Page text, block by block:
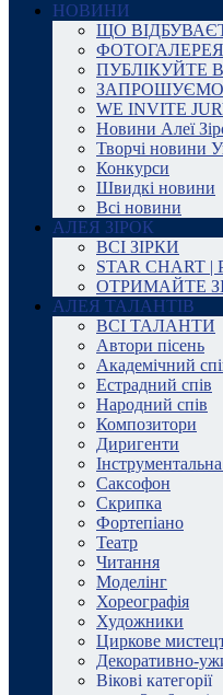
НОВИНИ
ЩО
ФОТОГАЛЕРЕЯ
ПУБЛІКУЙТЕ
ЗАПРОШУЄМО
WE INVITE
Новини Алеї
Творчі новини
Конкурси
Швидкі новини
Всі новини
АЛЕЯ ЗІРОК
ВСІ ЗІРКИ
STAR CHART
ОТРИМАЙТЕ
АЛЕЯ ТАЛАНТІВ
ВСІ ТАЛАНТИ
Автори пісень
Академічний
Естрадний спів
Народний спів
Композитори
Диригенти
Саксофон
Скрипка
Фортепіано
Театр
Читання
Моделінг
Хореографія
Художники
Циркове
Декоративно-
Вікові категорії